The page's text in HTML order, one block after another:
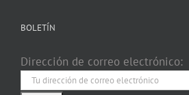
BOLETÍN
Dirección de correo electrónico: